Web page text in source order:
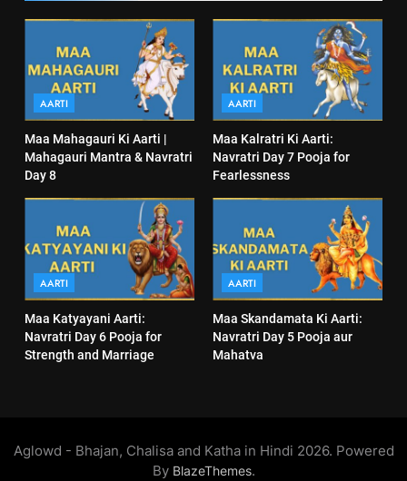
AARTI
Maa Mahagauri Ki Aarti |
Mahagauri Mantra & Navratri
Day 8
AARTI
Maa Kalratri Ki Aarti:
Navratri Day 7 Pooja for
Fearlessness
AARTI
Maa Katyayani Aarti:
Navratri Day 6 Pooja for
Strength and Marriage
AARTI
Maa Skandamata Ki Aarti:
Navratri Day 5 Pooja aur
Mahatva
Aglowd - Bhajan, Chalisa and Katha in Hindi 2026. Powered
By BlazeThemes.